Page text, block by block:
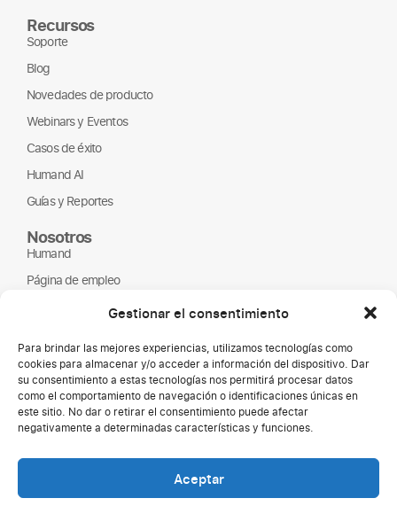
Gestionar el consentimiento
Para brindar las mejores experiencias, utilizamos tecnologías como
cookies para almacenar y/o acceder a información del dispositivo. Dar
su consentimiento a estas tecnologías nos permitirá procesar datos
como el comportamiento de navegación o identificaciones únicas en
este sitio. No dar o retirar el consentimiento puede afectar
negativamente a determinadas características y funciones.
Aceptar
Recursos
Soporte
Blog
Novedades de producto
Webinars y Eventos
Casos de éxito
Humand AI
Guías y Reportes
Nosotros
Humand
Página de empleo
Copyright © 2026 Humand.